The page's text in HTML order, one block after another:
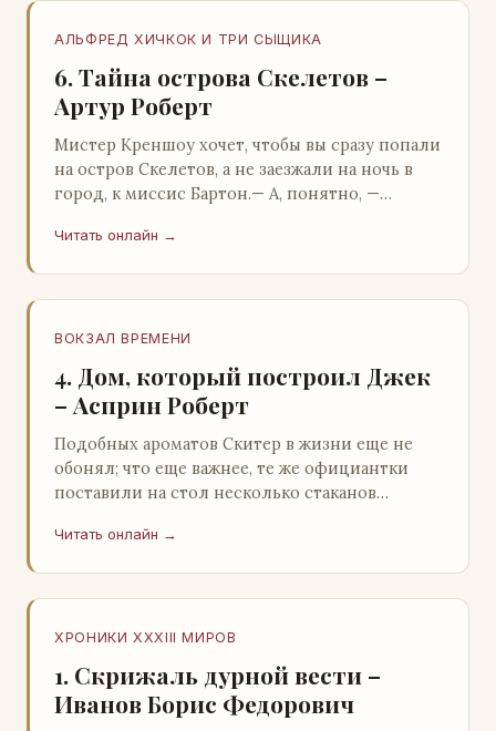
АЛЬФРЕД ХИЧКОК И ТРИ СЫЩИКА
6. Тайна острова Скелетов –
Артур Роберт
Мистер Креншоу хочет, чтобы вы сразу попали
на остров Скелетов, а не заезжали на ночь в
город, к миссис Бартон.— А, понятно, —
«кризис»…
Читать онлайн →
ВОКЗАЛ ВРЕМЕНИ
4. Дом, который построил Джек
– Асприн Роберт
Подобных ароматов Скитер в жизни еще не
обонял; что еще важнее, те же официантки
поставили на стол несколько стаканов
Скитер опрокин…
Читать онлайн →
ХРОНИКИ XXXIII МИРОВ
1. Скрижаль дурной вести –
Иванов Борис Федорович